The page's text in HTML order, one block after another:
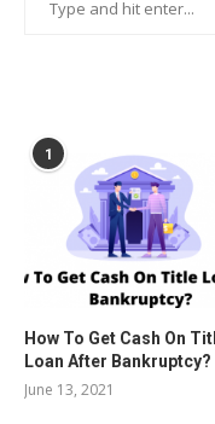
1
How To Get Cash On
Loan After Bankruptcy?
June 13, 2021